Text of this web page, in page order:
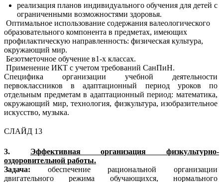
реализация планов индивидуального обучения для детей с
ограниченными возможностями здоровья.
Оптимальное использование содержания валеологического
образовательного компонента в предметах, имеющих
профилактическую направленность: физическая культура,
окружающий мир.
Безотметочное обучение в1-х классах.
Применение ИКТ с учетом требований СанПиН.
Специфика организации учебной деятельности
первоклассников в адаптационный период уроков по
отдельным предметам в адаптационный период: математика,
окружающий мир, технология, физкультура, изобразительное
искусство, музыка.
СЛАЙД 13
3. Эффективная организация физкультурно-
оздоровительной работы.
Задача: обеспечение рациональной организации
двигательного режима обучающихся, нормального